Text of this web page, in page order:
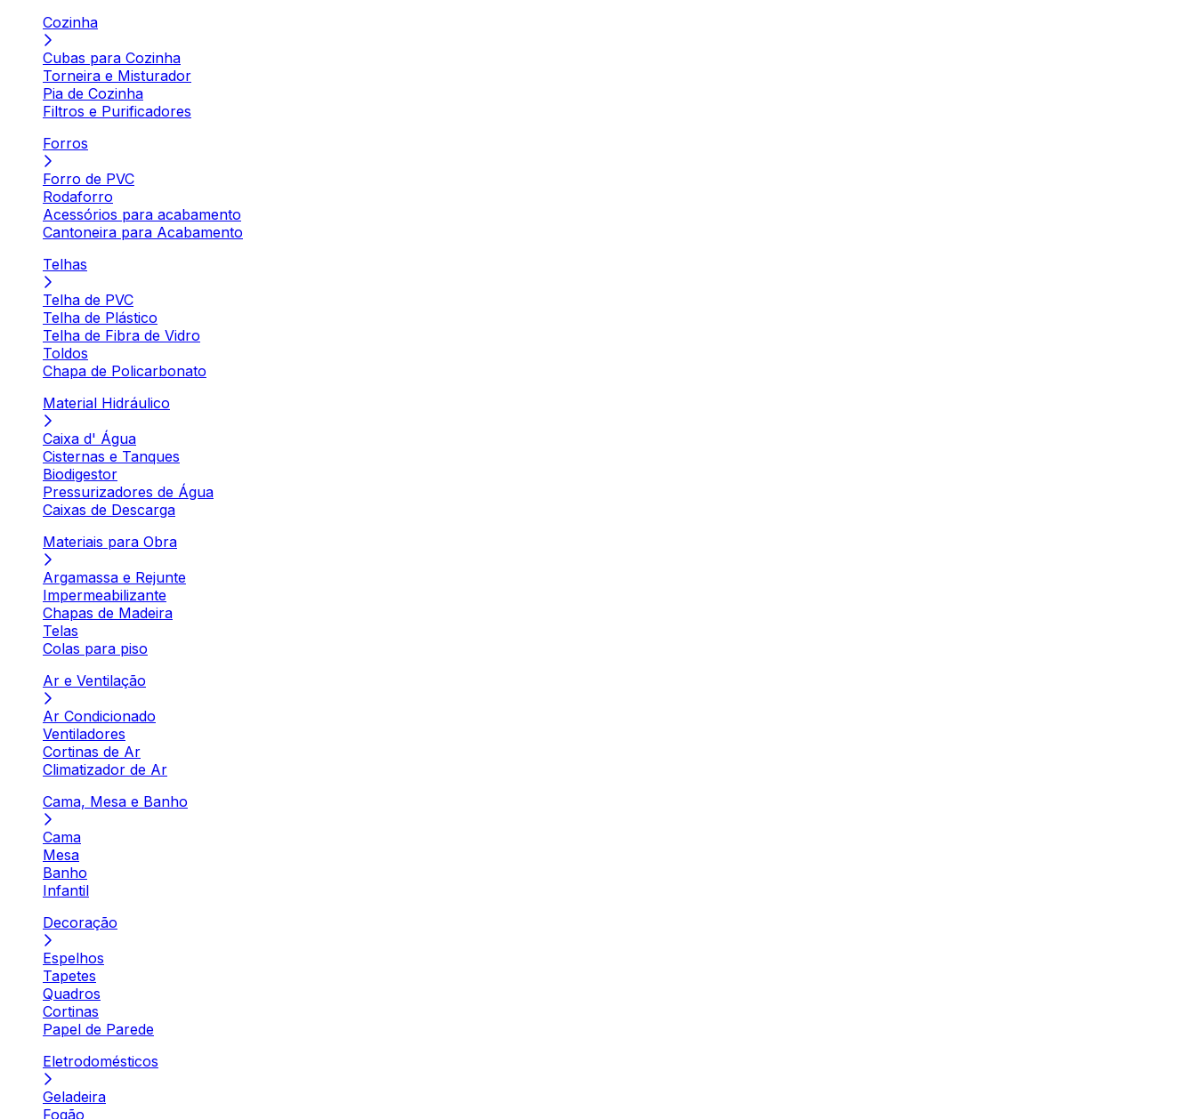
Cozinha
Cubas para Cozinha
Torneira e Misturador
Pia de Cozinha
Filtros e Purificadores
Forros
Forro de PVC
Rodaforro
Acessórios para acabamento
Cantoneira para Acabamento
Telhas
Telha de PVC
Telha de Plástico
Telha de Fibra de Vidro
Toldos
Chapa de Policarbonato
Material Hidráulico
Caixa d' Água
Cisternas e Tanques
Biodigestor
Pressurizadores de Água
Caixas de Descarga
Materiais para Obra
Argamassa e Rejunte
Impermeabilizante
Chapas de Madeira
Telas
Colas para piso
Ar e Ventilação
Ar Condicionado
Ventiladores
Cortinas de Ar
Climatizador de Ar
Cama, Mesa e Banho
Cama
Mesa
Banho
Infantil
Decoração
Espelhos
Tapetes
Quadros
Cortinas
Papel de Parede
Eletrodomésticos
Geladeira
Fogão